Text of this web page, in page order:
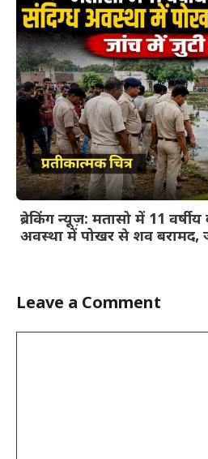
ब्रेकिंग न्यूज़: मतासो में 11
अवस्था में पोखर से शव बरामद,
Leave a Comment